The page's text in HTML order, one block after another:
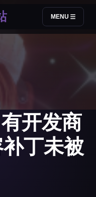
MENU
开发商
丁未被